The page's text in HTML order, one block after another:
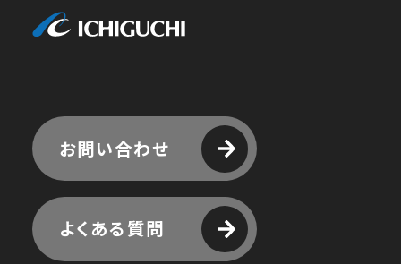
株式会社
お問い合わせ
よくある質問